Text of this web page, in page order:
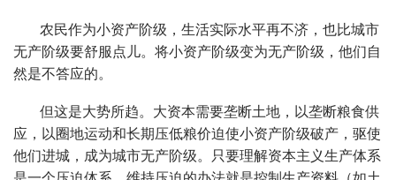
农民作为小资产阶级，生活实际水平再不济，也比城市
无产阶级要舒服点儿。将小资产阶级变为无产阶级，他们自
然是不答应的。
但这是大势所趋。大资本需要垄断土地，以垄断粮食供
应，以圈地运动和长期压低粮价迫使小资产阶级破产，驱使
他们进城，成为城市无产阶级。只要理解资本主义生产体系